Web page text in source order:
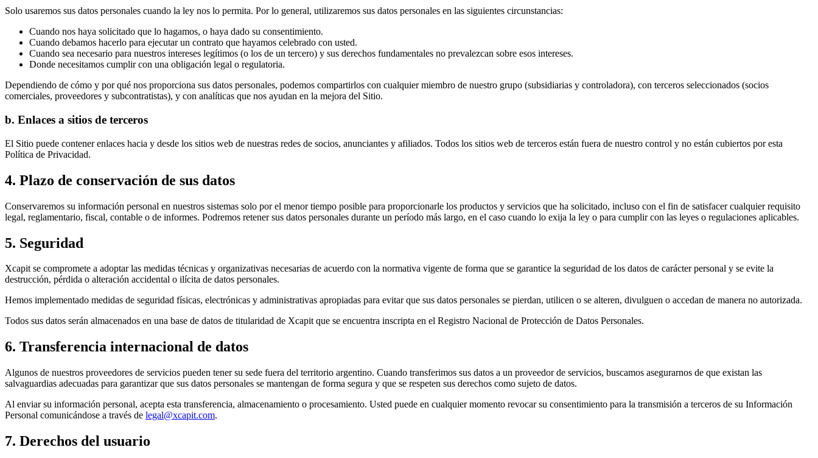
Solo usaremos sus datos personales cuando la ley nos lo permita. Por lo general, utilizaremos sus datos personales en las siguientes circunstancias:
Cuando nos haya solicitado que lo hagamos, o haya dado su consentimiento.
Cuando debamos hacerlo para ejecutar un contrato que hayamos celebrado con usted.
Cuando sea necesario para nuestros intereses legítimos (o los de un tercero) y sus derechos fundamentales no prevalezcan sobre esos intereses.
Donde necesitamos cumplir con una obligación legal o regulatoria.
Dependiendo de cómo y por qué nos proporciona sus datos personales, podemos compartirlos con cualquier miembro de nuestro grupo (subsidiarias y controladora), con terceros seleccionados (socios
comerciales, proveedores y subcontratistas), y con analíticas que nos ayudan en la mejora del Sitio.
b. Enlaces a sitios de terceros
El Sitio puede contener enlaces hacia y desde los sitios web de nuestras redes de socios, anunciantes y afiliados. Todos los sitios web de terceros están fuera de nuestro control y no están cubiertos por esta
Política de Privacidad.
4. Plazo de conservación de sus datos
Conservaremos su información personal en nuestros sistemas solo por el menor tiempo posible para proporcionarle los productos y servicios que ha solicitado, incluso con el fin de satisfacer cualquier requisito
legal, reglamentario, fiscal, contable o de informes. Podremos retener sus datos personales durante un período más largo, en el caso cuando lo exija la ley o para cumplir con las leyes o regulaciones aplicables.
5. Seguridad
Xcapit se compromete a adoptar las medidas técnicas y organizativas necesarias de acuerdo con la normativa vigente de forma que se garantice la seguridad de los datos de carácter personal y se evite la
destrucción, pérdida o alteración accidental o ilícita de datos personales.
Hemos implementado medidas de seguridad físicas, electrónicas y administrativas apropiadas para evitar que sus datos personales se pierdan, utilicen o se alteren, divulguen o accedan de manera no autorizada.
Todos sus datos serán almacenados en una base de datos de titularidad de Xcapit que se encuentra inscripta en el Registro Nacional de Protección de Datos Personales.
6. Transferencia internacional de datos
Algunos de nuestros proveedores de servicios pueden tener su sede fuera del territorio argentino. Cuando transferimos sus datos a un proveedor de servicios, buscamos asegurarnos de que existan las
salvaguardias adecuadas para garantizar que sus datos personales se mantengan de forma segura y que se respeten sus derechos como sujeto de datos.
Al enviar su información personal, acepta esta transferencia, almacenamiento o procesamiento. Usted puede en cualquier momento revocar su consentimiento para la transmisión a terceros de su Información
Personal comunicándose a través de legal@xcapit.com.
7. Derechos del usuario